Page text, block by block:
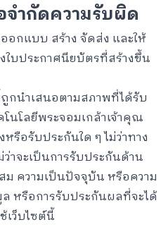
ำกัดความรับผิด
อกแบบ สร้าง จัดส่ง และให้
บประกาศนียบัตรที่สร้างขึ้น
กนำเสนอตามสภาพที่ได้รับ
นโลยีพระจอมเกล้าเจ้าคุณ
รือรับประกันใด ๆ ไม่ว่าทาง
ว่าจะเป็นการรับประกันด้าน
ความเป็นปัจจุบัน หรือความ
หรือการรับประกันผลที่จะได้
เว็บไซต์นี้